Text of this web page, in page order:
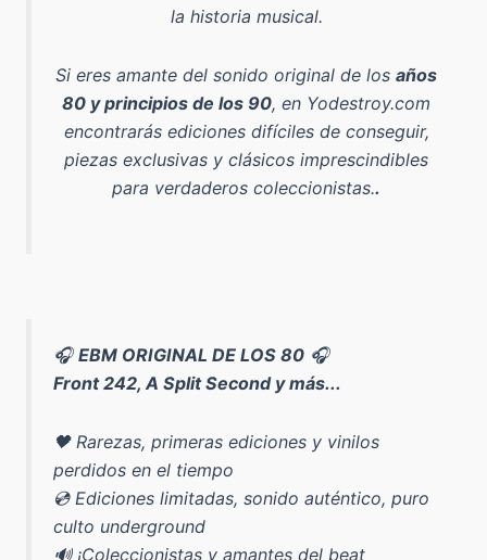
la historia musical.
Si eres amante del sonido original de los años
80 y principios de los 90, en Yodestroy.com
encontrarás ediciones difíciles de conseguir,
piezas exclusivas y clásicos imprescindibles
para verdaderos coleccionistas..
🎧EBM ORIGINAL DE LOS 80 🎧
Front 242, A Split Second y más...
🖤 Rarezas, primeras ediciones y vinilos
perdidos en el tiempo
💿 Ediciones limitadas, sonido auténtico, puro
culto underground
🔊 ¡Coleccionistas y amantes del beat